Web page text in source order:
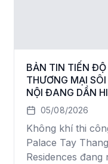
BẢN TIN TIẾN
THƯƠNG MẠI
NỘI ĐANG DẦN
05/08/2026
Không khí thi
Palace Tay
Residences đang